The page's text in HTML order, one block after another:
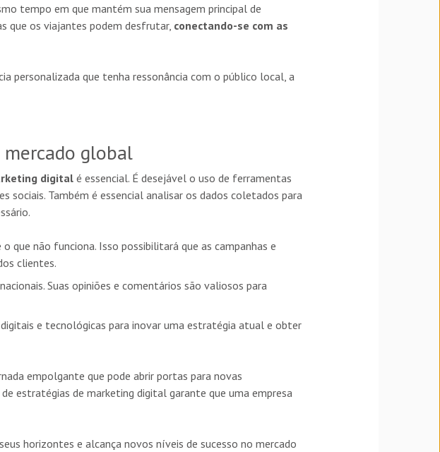
tempo em que mantém sua mensagem principal de
que os viajantes podem desfrutar, conectando-se com as
personalizada que tenha ressonância com o público local, a
global
digital é essencial. É desejável o uso de ferramentas
sociais. Também é essencial analisar os dados coletados para
que não funciona. Isso possibilitará que as campanhas e
clientes.
Suas opiniões e comentários são valiosos para
e tecnológicas para inovar uma estratégia atual e obter
empolgante que pode abrir portas para novas
estratégias de marketing digital garante que uma empresa
horizontes e alcança novos níveis de sucesso no mercado